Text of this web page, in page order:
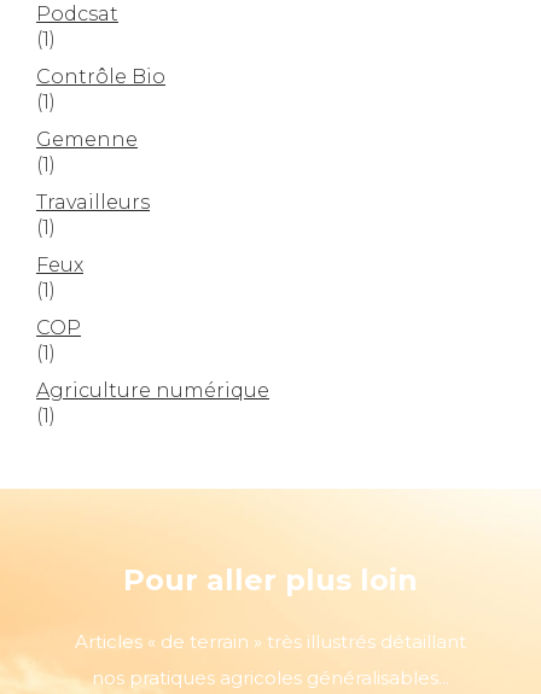
Podcsat
(1)
Contrôle Bio
(1)
Gemenne
(1)
Travailleurs
(1)
Feux
(1)
COP
(1)
Agriculture numérique
(1)
Pour aller plus loin
Articles « de terrain » très illustrés détaillant
nos pratiques agricoles généralisables...